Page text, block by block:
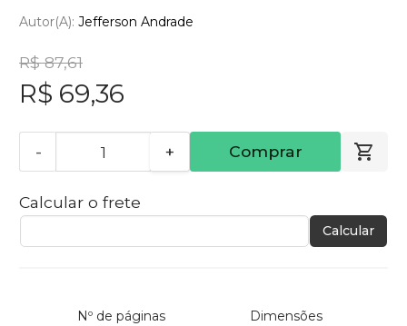
Autor(a): Jefferson Andrade
R$ 87,61
R$ 69,36
- + Comprar
Calcular o frete
Calcular
Nº de páginas Dimensões